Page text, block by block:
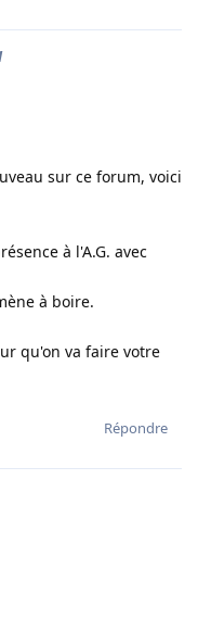
sur ce forum, voici
à l'A.G. avec
à boire.
qu'on va faire votre
Répondre